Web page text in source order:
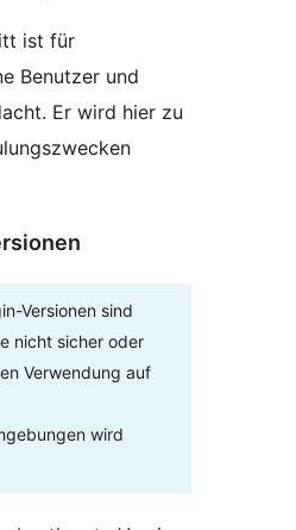
ist für
Benutzer und
Er wird hier zu
Versionen sind
nicht sicher oder
Verwendung auf
wird